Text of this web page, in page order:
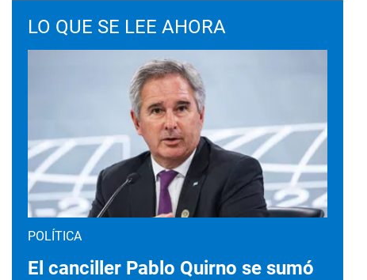
LO QUE SE LEE AHORA
POLÍTICA
El canciller Pablo Quirno se sumó